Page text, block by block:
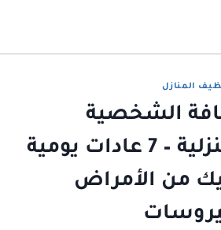
المنازل
الشخصية
والمنزلية – 7 عادات يومية
من الأمراض